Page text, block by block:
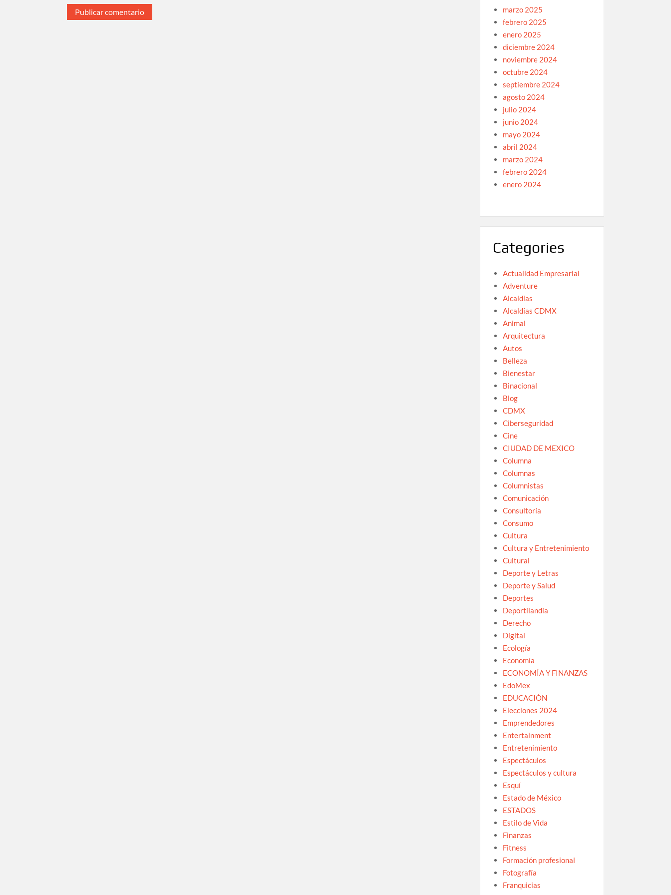
marzo 2025
febrero 2025
enero 2025
diciembre 2024
noviembre 2024
octubre 2024
septiembre 2024
agosto 2024
julio 2024
junio 2024
mayo 2024
abril 2024
marzo 2024
febrero 2024
enero 2024
Categories
Actualidad Empresarial
Adventure
Alcaldías
Alcaldías CDMX
Animal
Arquitectura
Autos
Belleza
Bienestar
Binacional
Blog
CDMX
Ciberseguridad
Cine
CIUDAD DE MEXICO
Columna
Columnas
Columnistas
Comunicación
Consultoría
Consumo
Cultura
Cultura y Entretenimiento
Cultural
Deporte y Letras
Deporte y Salud
Deportes
Deportilandia
Derecho
Digital
Ecología
Economía
ECONOMÍA Y FINANZAS
EdoMex
EDUCACIÓN
Elecciones 2024
Emprendedores
Entertainment
Entretenimiento
Espectáculos
Espectáculos y cultura
Esquí
Estado de México
ESTADOS
Estilo de Vida
Finanzas
Fitness
Formación profesional
Fotografía
Franquicias